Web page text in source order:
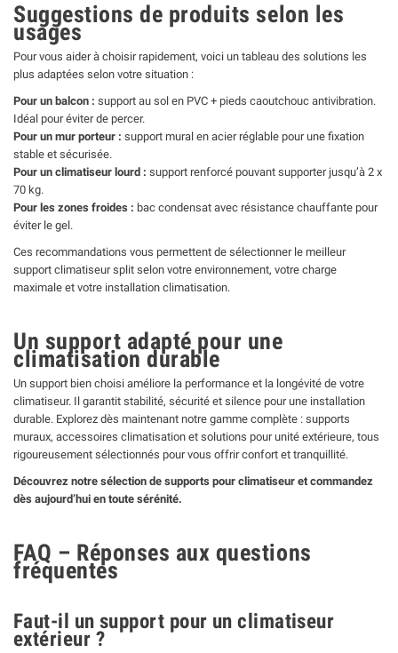
Suggestions de produits selon les
usages
Pour vous aider à choisir rapidement, voici un tableau des solutions les
plus adaptées selon votre situation :
Pour un balcon : support au sol en PVC + pieds caoutchouc antivibration.
Idéal pour éviter de percer.
Pour un mur porteur : support mural en acier réglable pour une fixation
stable et sécurisée.
Pour un climatiseur lourd : support renforcé pouvant supporter jusqu’à 2 x
70 kg.
Pour les zones froides : bac condensat avec résistance chauffante pour
éviter le gel.
Ces recommandations vous permettent de sélectionner le meilleur
support climatiseur split selon votre environnement, votre charge
maximale et votre installation climatisation.
Un support adapté pour une
climatisation durable
Un support bien choisi améliore la performance et la longévité de votre
climatiseur. Il garantit stabilité, sécurité et silence pour une installation
durable. Explorez dès maintenant notre gamme complète : supports
muraux, accessoires climatisation et solutions pour unité extérieure, tous
rigoureusement sélectionnés pour vous offrir confort et tranquillité.
Découvrez notre sélection de supports pour climatiseur et commandez
dès aujourd’hui en toute sérénité.
FAQ – Réponses aux questions
fréquentes
Faut-il un support pour un climatiseur
extérieur ?